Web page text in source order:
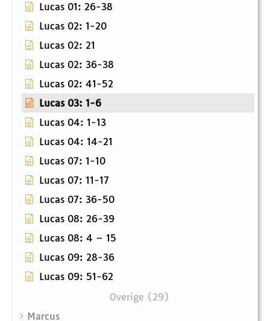
Lucas 01: 26-38
Lucas 02: 1-20
Lucas 02: 21
Lucas 02: 36-38
Lucas 02: 41-52
Lucas 03: 1-6
Lucas 04: 1-13
Lucas 04: 14-21
Lucas 07: 1-10
Lucas 07: 11-17
Lucas 07: 36-50
Lucas 08: 26-39
Lucas 08: 4 – 15
Lucas 09: 28-36
Lucas 09: 51-62
Overige (29)
Marcus